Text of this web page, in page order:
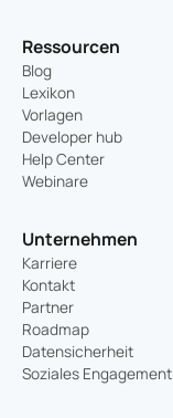
Ressourcen
Blog
Lexikon
Vorlagen
Developer hub
Help Center
Webinare
Unternehmen
Karriere
Kontakt
Partner
Roadmap
Datensicherheit
Soziales Engagement